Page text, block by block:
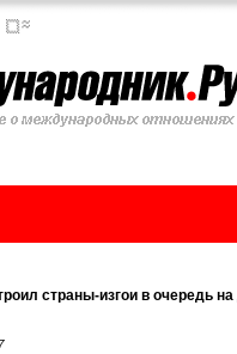
страны-изгои в очередь